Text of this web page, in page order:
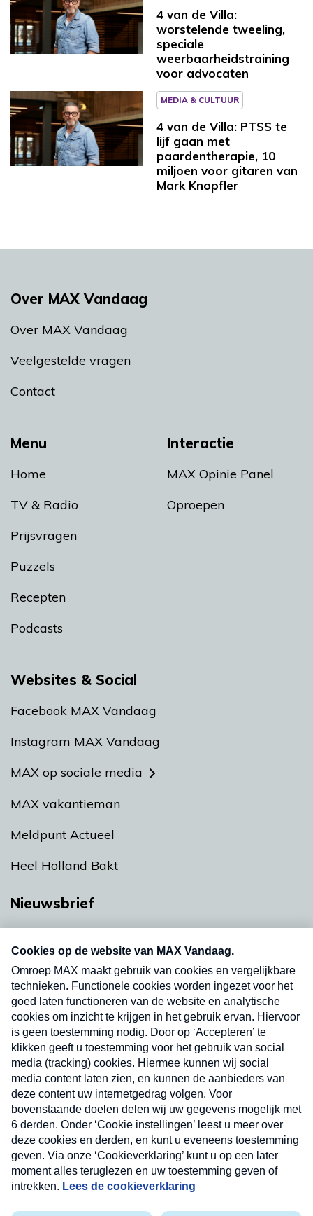
4 van de Villa:
worstelende tweeling,
speciale
weerbaarheidstraining
voor advocaten
MEDIA & CULTUUR
4 van de Villa: PTSS te
lijf gaan met
paardentherapie, 10
miljoen voor gitaren van
Mark Knopfler
Menu
Home
TV & Radio
Prijsvragen
Puzzels
Recepten
Podcasts
Interactie
MAX Opinie Panel
Oproepen
Over MAX Vandaag
Over MAX Vandaag
Veelgestelde vragen
Contact
Websites & Social
Facebook MAX Vandaag
Instagram MAX Vandaag
MAX op sociale media
MAX vakantieman
Meldpunt Actueel
Heel Holland Bakt
Nieuwsbrief
nieuwsbrief. Elke vrijdag- en dinsdagochtend in
uw mailbox.
Verzend
Nieuwsbrief
Neem hier een gratis abonnement op onze
nieuwsbrief. Elke vrijdag- en dinsdagochtend in uw